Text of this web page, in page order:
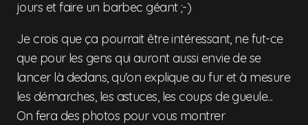
jours et faire un barbec géant ;-)
Je crois que ça pourrait être intéressant, ne fut-ce
que pour les gens qui auront aussi envie de se
lancer là dedans, qu'on explique au fur et à mesure
les démarches, les astuces, les coups de gueule...
On fera des photos pour vous montrer